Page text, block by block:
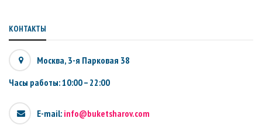
КОНТАКТЫ
Москва, 3-я Парковая 38
Часы работы: 10:00 – 22:00
E-mail: info@buketsharov.com